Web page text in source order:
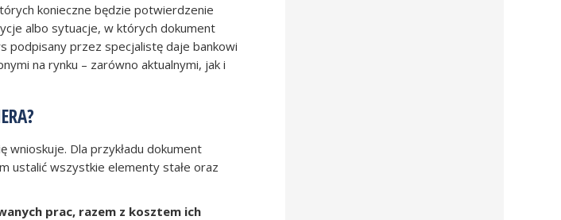
konieczne będzie potwierdzenie
albo sytuacje, w których dokument
podpisany przez specjalistę daje bankowi
na rynku – zarówno aktualnymi, jak i
wnioskuje. Dla przykładu dokument
ustalić wszystkie elementy stałe oraz
prac, razem z kosztem ich